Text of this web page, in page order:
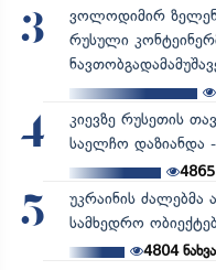
3
ვოლოდიმირ
რუსული
4
კიევზე რუსეთის
საელჩო დაზიანდა
4865
5
უკრაინის ძალებმა
სამხედრო
4804ნახვა